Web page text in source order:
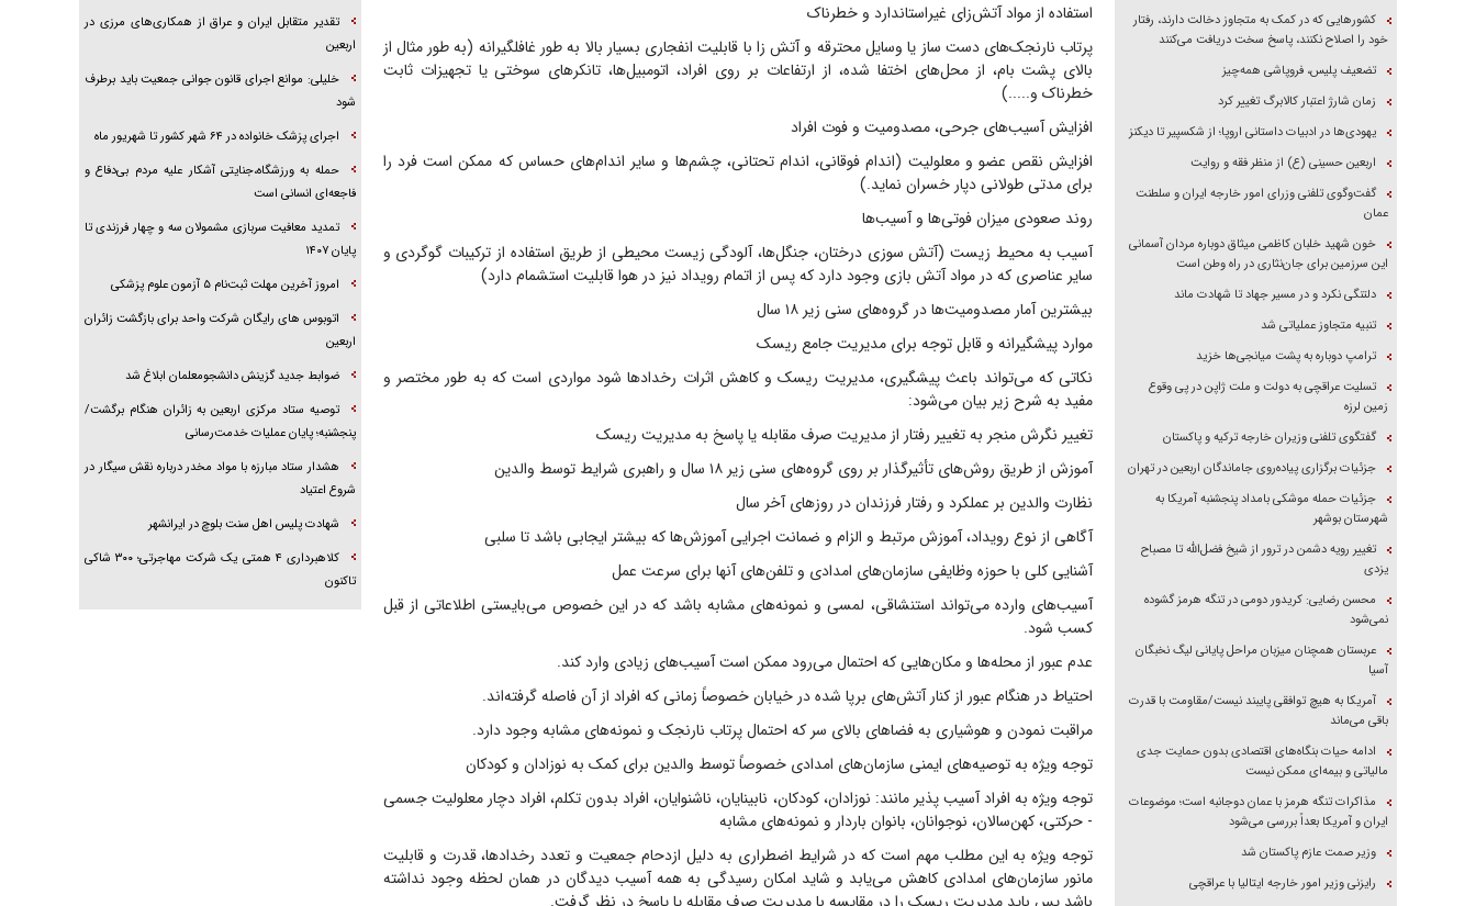
استفاده از مواد آتش‌زای غیراستاندارد و خطرناک
پرتاب نارنجک‌های دست ساز یا وسایل محترقه و آتش زا با قابلیت انفجاری بسیار بالا به طور غافلگیرانه (به طور مثال از
بالای پشت بام، از محل‌های اختفا شده، از ارتفاعات بر روی افراد، اتومبیل‌ها، تانکرهای سوختی یا تجهیزات ثابت
خطرناک و.....)
افزایش آسیب‌های جرحی، مصدومیت و فوت افراد
افزایش نقص عضو و معلولیت (اندام فوقانی، اندام تحتانی، چشم‌ها و سایر اندام‌های حساس که ممکن است فرد را
برای مدتی طولانی دپار خسران نماید.)
روند صعودی میزان فوتی‌ها و آسیب‌ها
آسیب به محیط زیست (آتش سوزی درختان، جنگل‌ها، آلودگی زیست محیطی از طریق استفاده از ترکیبات گوگردی و
سایر عناصری که در مواد آتش بازی وجود دارد که پس از اتمام رویداد نیز در هوا قابلیت استشمام دارد)
بیشترین آمار مصدومیت‌ها در گروه‌های سنی زیر ۱۸ سال
موارد پیشگیرانه و قابل توجه برای مدیریت جامع ریسک
نکاتی که می‌تواند باعث پیشگیری، مدیریت ریسک و کاهش اثرات رخدادها شود مواردی است که به طور مختصر و
مفید به شرح زیر بیان می‌شود:
تغییر نگرش منجر به تغییر رفتار از مدیریت صرف مقابله یا پاسخ به مدیریت ریسک
آموزش از طریق روش‌های تأثیرگذار بر روی گروه‌های سنی زیر ۱۸ سال و راهبری شرایط توسط والدین
نظارت والدین بر عملکرد و رفتار فرزندان در روزهای آخر سال
آگاهی از نوع رویداد، آموزش مرتبط و الزام و ضمانت اجرایی آموزش‌ها که بیشتر ایجابی باشد تا سلبی
آشنایی کلی با حوزه وظایفی سازمان‌های امدادی و تلفن‌های آنها برای سرعت عمل
آسیب‌های وارده می‌تواند استنشاقی، لمسی و نمونه‌های مشابه باشد که در این خصوص می‌بایستی اطلاعاتی از قبل
کسب شود.
عدم عبور از محله‌ها و مکان‌هایی که احتمال می‌رود ممکن است آسیب‌های زیادی وارد کند.
احتیاط در هنگام عبور از کنار آتش‌های برپا شده در خیابان خصوصاً زمانی که افراد از آن فاصله گرفته‌اند.
مراقبت نمودن و هوشیاری به فضاهای بالای سر که احتمال پرتاب نارنجک و نمونه‌های مشابه وجود دارد.
توجه ویژه به توصیه‌های ایمنی سازمان‌های امدادی خصوصاً توسط والدین برای کمک به نوزادان و کودکان
توجه ویژه به افراد آسیب پذیر مانند: نوزادان، کودکان، نابینایان، ناشنوایان، افراد بدون تکلم، افراد دچار معلولیت جسمی
- حرکتی، کهن‌سالان، نوجوانان، بانوان باردار و نمونه‌های مشابه
توجه ویژه به این مطلب مهم است که در شرایط اضطراری به دلیل ازدحام جمعیت و تعدد رخدادها، قدرت و قابلیت
مانور سازمان‌های امدادی کاهش می‌یابد و شاید امکان رسیدگی به همه آسیب دیدگان در همان لحظه وجود نداشته
کشور‌هایی که در کمک به متجاوز دخالت دارند، رفتار
خود را اصلاح نکنند، پاسخ سخت دریافت می‌کنند
تضعیف پلیس، فروپاشی همه‌چیز
زمان شارژ اعتبار کالابرگ تغییر کرد
یهودی‌ها در ادبیات داستانی اروپا؛ از شکسپیر تا دیکنز
اربعین حسینی (ع) از منظر فقه و روایت
گفت‌وگوی تلفنی وزرای امور خارجه ایران و سلطنت
عمان
خون شهید خلبان کاظمی میثاق دوباره مردان آسمانی
این سرزمین برای جان‌نثاری در راه وطن است
دلتنگی نکرد و در مسیر جهاد تا شهادت ماند
تنبیه متجاوز عملیاتی شد
ترامپ دوباره به پشت میانجی‌ها خزید
تسلیت عراقچی به دولت و ملت ژاپن در پی وقوع
زمین لرزه
گفتگوی تلفنی وزیران خارجه ترکیه و پاکستان
جزئیات برگزاری پیاده‌روی جاماندگان اربعین در تهران
جزئیات حمله موشکی بامداد پنجشنبه آمریکا به
شهرستان بوشهر
تغییر رویه دشمن در ترور از شیخ فضل‌الله تا مصباح
یزدی
محسن رضایی: کریدور دومی در تنگه هرمز گشوده
نمی‌شود
عربستان همچنان میزبان مراحل پایانی لیگ نخبگان
آسیا
آمریکا به هیچ توافقی پایبند نیست/مقاومت با قدرت
باقی می‌ماند
ادامه حیات بنگاه‌های اقتصادی بدون حمایت جدی
مالیاتی و بیمه‌ای ممکن نیست
مذاکرات تنگه هرمز با عمان دوجانبه است؛ موضوعات
ایران و آمریکا بعداً بررسی می‌شود
وزیر صمت عازم پاکستان شد
رایزنی وزیر امور خارجه ایتالیا با عراقچی
تقدیر متقابل ایران و عراق از همکاری‌های مرزی در
اربعین
خلیلی: موانع اجرای قانون جوانی جمعیت باید برطرف
شود
اجرای پزشک خانواده در ۶۴ شهر کشور تا شهریور ماه
حمله به ورزشگاه،جنایتی آشکار علیه مردم بی‌دفاع و
فاجعه‌ای انسانی است
تمدید معافیت سربازی مشمولان سه و چهار فرزندی تا
پایان ۱۴۰۷
امروز آخرین مهلت ثبت‌نام ۵ آزمون علوم پزشکی
اتوبوس های رایگان شرکت واحد برای بازگشت زائران
اربعین
ضوابط جدید گزینش دانشجومعلمان ابلاغ شد
توصیه ستاد مرکزی اربعین به زائران هنگام برگشت/
پنجشنبه؛ پایان عملیات خدمت‌رسانی
هشدار ستاد مبارزه با مواد مخدر درباره نقش سیگار در
شروع اعتیاد
شهادت پلیس اهل سنت بلوچ در ایرانشهر
کلاهبرداری ۴ همتی یک شرکت مهاجرتی؛ ۳۰۰ شاکی
تاکنون